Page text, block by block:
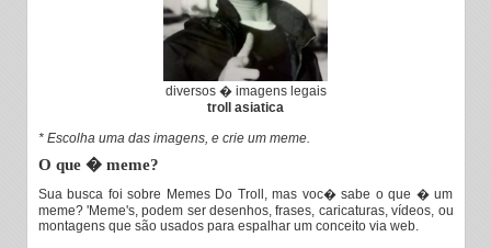
diversos � imagens legais
troll asiatica
* Escolha uma das imagens, e crie um meme.
O que � meme?
Sua busca foi sobre Memes Do Troll, mas voc� sabe o que � um
meme? 'Meme's, podem ser desenhos, frases, caricaturas, vídeos, ou
montagens que são usados para espalhar um conceito via web.